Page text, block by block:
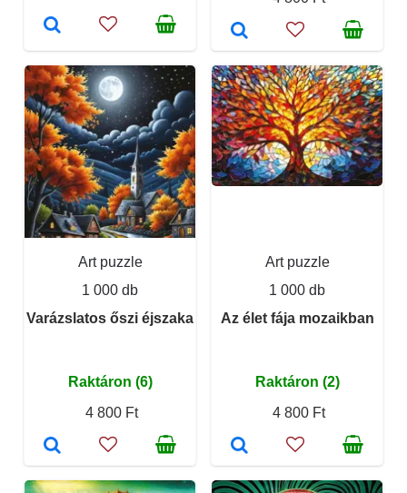
Art puzzle
1 000 db
Varázslatos őszi éjszaka
Raktáron (6)
4 800 Ft
Art puzzle
1 000 db
Az élet fája mozaikban
Raktáron (2)
4 800 Ft